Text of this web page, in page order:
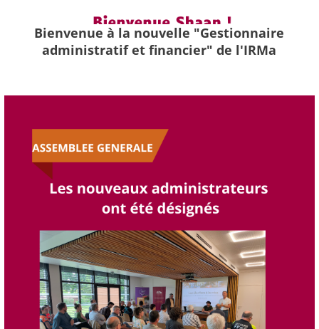
Bienvenue à la nouvelle "Gestionnaire
administratif et financier" de l'IRMa